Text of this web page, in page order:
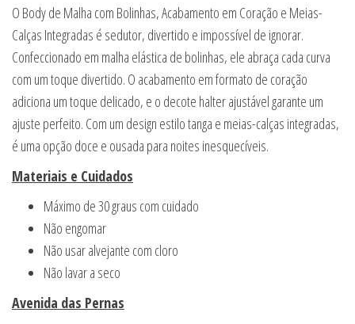
O Body de Malha com Bolinhas, Acabamento em Coração e Meias-
Calças Integradas é sedutor, divertido e impossível de ignorar.
Confeccionado em malha elástica de bolinhas, ele abraça cada curva
com um toque divertido. O acabamento em formato de coração
adiciona um toque delicado, e o decote halter ajustável garante um
ajuste perfeito. Com um design estilo tanga e meias-calças integradas,
é uma opção doce e ousada para noites inesquecíveis.
Materiais e Cuidados
Máximo de 30 graus com cuidado
Não engomar
Não usar alvejante com cloro
Não lavar a seco
Avenida das Pernas